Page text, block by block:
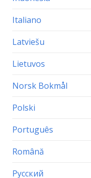
Italiano
Latviešu
Lietuvos
Norsk Bokmål
Polski
Português
Română
Русский